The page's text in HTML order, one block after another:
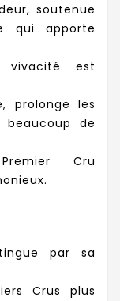
soutenue
qui apporte
vivacité est
prolonge les
de
Cru
par sa
Crus plus